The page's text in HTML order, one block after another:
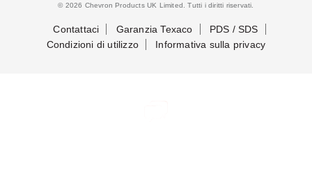
© 2026 Chevron Products UK Limited. Tutti i diritti riservati.
Contattaci Garanzia Texaco
PDS / SDS
Condizioni di utilizzo
Informativa sulla privacy